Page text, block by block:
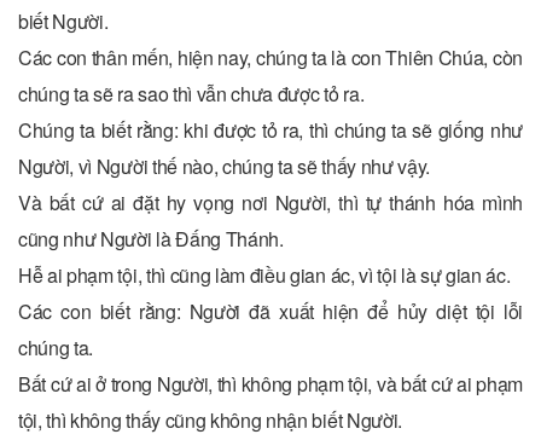
biết Người.
Các con thân mến, hiện nay, chúng ta là con Thiên Chúa, còn
chúng ta sẽ ra sao thì vẫn chưa được tỏ ra.
Chúng ta biết rằng: khi được tỏ ra, thì chúng ta sẽ giống như
Người, vì Người thế nào, chúng ta sẽ thấy như vậy.
Và bất cứ ai đặt hy vọng nơi Người, thì tự thánh hóa mình
cũng như Người là Ðấng Thánh.
Hễ ai phạm tội, thì cũng làm điều gian ác, vì tội là sự gian ác.
Các con biết rằng: Người đã xuất hiện để hủy diệt tội lỗi
chúng ta.
Bất cứ ai ở trong Người, thì không phạm tội, và bất cứ ai phạm
tội, thì không thấy cũng không nhận biết Người.